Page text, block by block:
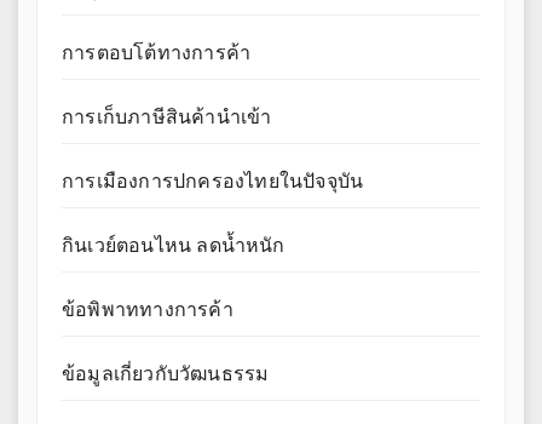
การตอบโต้ทางการค้า
การเก็บภาษีสินค้านำเข้า
การเมืองการปกครองไทยในปัจจุบัน
กินเวย์ตอนไหน ลดน้ำหนัก
ข้อพิพาททางการค้า
ข้อมูลเกี่ยวกับวัฒนธรรม